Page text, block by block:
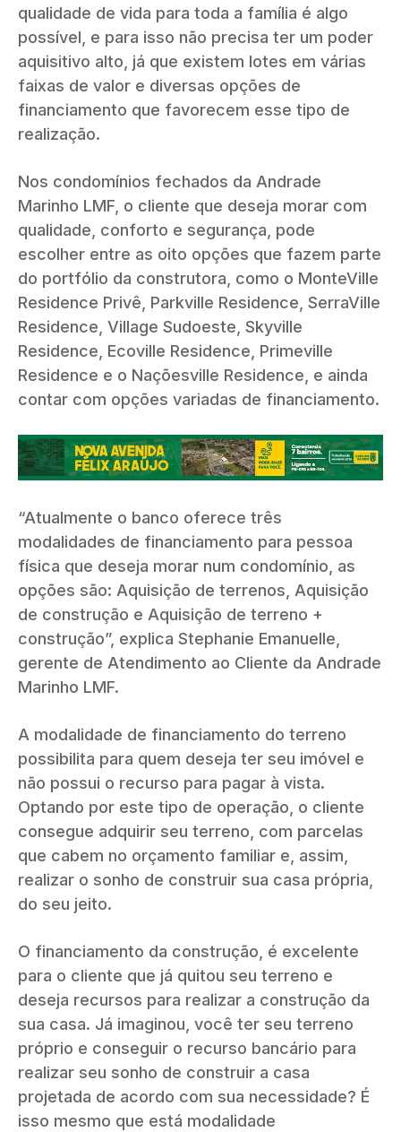
qualidade de vida para toda a família é algo
possível, e para isso não precisa ter um poder
aquisitivo alto, já que existem lotes em várias
faixas de valor e diversas opções de
financiamento que favorecem esse tipo de
realização.
Nos condomínios fechados da Andrade
Marinho LMF, o cliente que deseja morar com
qualidade, conforto e segurança, pode
escolher entre as oito opções que fazem parte
do portfólio da construtora, como o MonteVille
Residence Privê, Parkville Residence, SerraVille
Residence, Village Sudoeste, Skyville
Residence, Ecoville Residence, Primeville
Residence e o Naçõesville Residence, e ainda
contar com opções variadas de financiamento.
“Atualmente o banco oferece três
modalidades de financiamento para pessoa
física que deseja morar num condomínio, as
opções são: Aquisição de terrenos, Aquisição
de construção e Aquisição de terreno +
construção”, explica Stephanie Emanuelle,
gerente de Atendimento ao Cliente da Andrade
Marinho LMF.
A modalidade de financiamento do terreno
possibilita para quem deseja ter seu imóvel e
não possui o recurso para pagar à vista.
Optando por este tipo de operação, o cliente
consegue adquirir seu terreno, com parcelas
que cabem no orçamento familiar e, assim,
realizar o sonho de construir sua casa própria,
do seu jeito.
O financiamento da construção, é excelente
para o cliente que já quitou seu terreno e
deseja recursos para realizar a construção da
sua casa. Já imaginou, você ter seu terreno
próprio e conseguir o recurso bancário para
realizar seu sonho de construir a casa
projetada de acordo com sua necessidade? É
isso mesmo que está modalidade